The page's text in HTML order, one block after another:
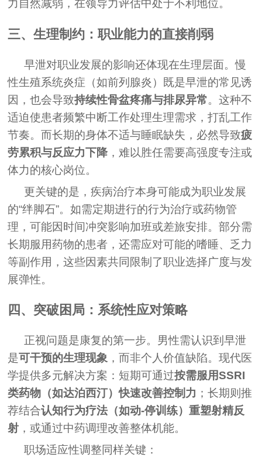
力自然减弱，在领导力评估中处于不利地位。
三、生理制约：职业能力的直接削弱
早泄对职业发展的影响还体现在生理层面。慢
性生殖系统炎症（如前列腺炎）既是早泄的常见诱
因，也会导致持续性骨盆疼痛与排尿异常。这种不
适迫使患者频繁中断工作处理生理需求，打乱工作
节奏。而长期的身体不适与睡眠缺失，必然导致疲
劳累积与反应力下降 ，难以胜任需要高强度专注或
体力的核心岗位。
更关键的是，疾病治疗本身可能成为职业发展
的“绊脚石”。如需定期进行的行为治疗或药物管
理，可能因时间冲突影响加班或差旅安排。部分需
长期服用药物的患者，还需应对可能的嗜睡、乏力
等副作用，这些因素共同限制了职业选择广度与发
展弹性。
四、突破困局：系统性应对策略
正视问题是康复的第一步。男性需认识到早泄
是可干预的生理现象 ，而非个人价值缺陷。现代医
学提供多元解决方案：短期可通过按需服用SSRI
类药物（如达泊西汀）快速改善控制力 ；长期则推
荐结合认知行为疗法（如动-停训练）重塑射精反
射 ，或通过中药调理改善整体机能。
职场适应性调整同样关键：